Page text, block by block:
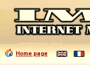
Home page